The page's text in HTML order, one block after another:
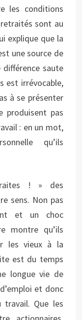
les conditions
sont au
explique que la
une source de
saute
est irrévocable,
à se présenter
produisent pas
: en un mot,
qu’ils
! » des
sens. Non pas
et un choc
montre qu’ils
les vieux à la
est du temps
longue vie de
et donc
travail. Que les